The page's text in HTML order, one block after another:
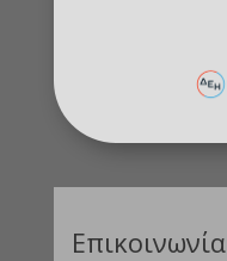
Επικοινωνία